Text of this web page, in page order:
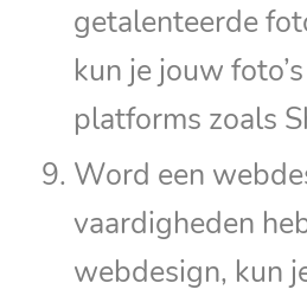
getalenteerde
kun je jouw
platforms zoals
Word een
vaardigheden
webdesign, kun